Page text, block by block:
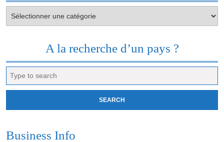
envie
A la recherche d’un pays ?
for:
Business Info